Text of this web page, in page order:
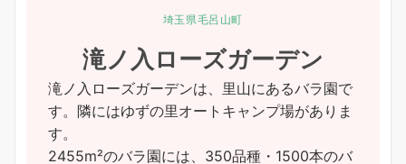
埼玉県毛呂山町
滝ノ入ローズガーデン
滝ノ入ローズガーデンは、里山にあるバラ園で
す。隣にはゆずの里オートキャンプ場がありま
す。
2455m²のバラ園には、350品種・1500本のバ